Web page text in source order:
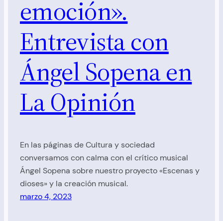
emoción».
Entrevista con
Ángel Sopena en
La Opinión
En las páginas de Cultura y sociedad
conversamos con calma con el crítico musical
Ángel Sopena sobre nuestro proyecto «Escenas y
dioses» y la creación musical.
marzo 4, 2023